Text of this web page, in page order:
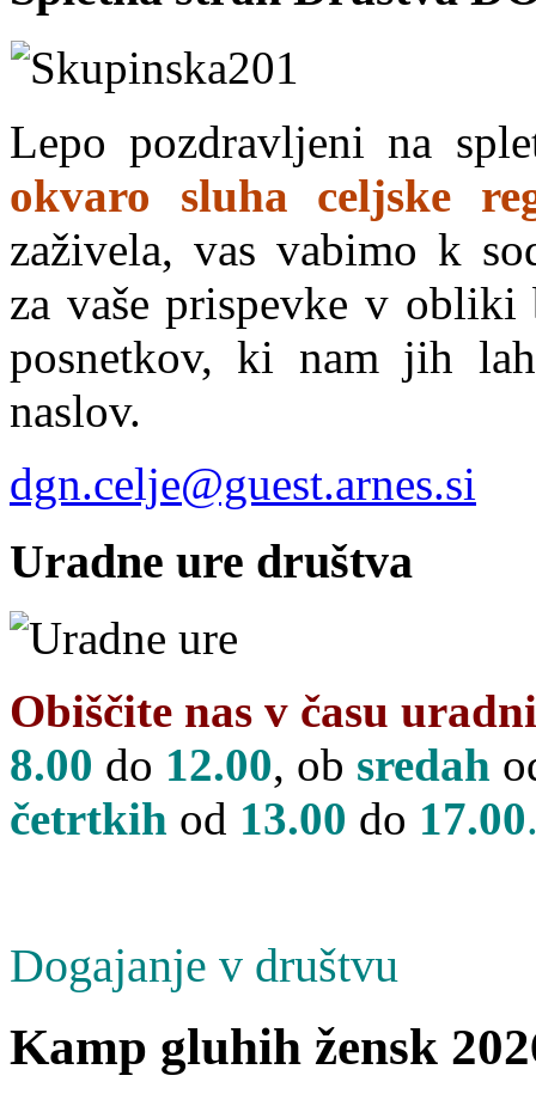
Lepo pozdravljeni na
okvaro sluha celjske
zaživela, vas vabimo k
za vaše prispevke v
posnetkov, ki nam jih
naslov.
dgn.celje@guest.arnes.si
Uradne ure društva
Obiščite nas v času
8.00 do 12.00, ob sredah
četrtkih od 13.00 do 17.00
Dogajanje v društvu
Kamp gluhih žensk